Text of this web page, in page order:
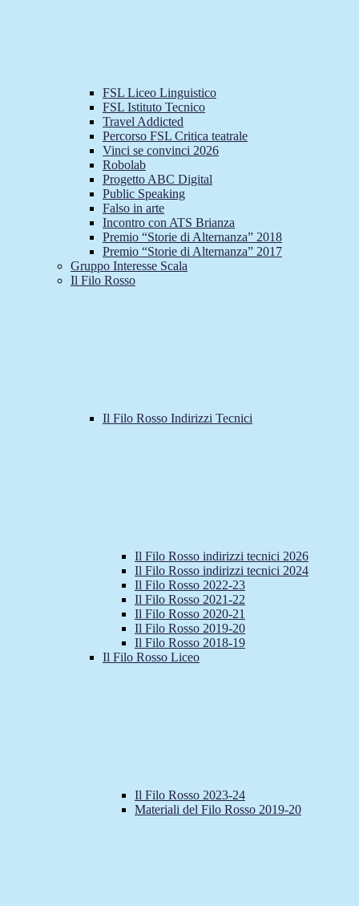
FSL Liceo Linguistico
FSL Istituto Tecnico
Travel Addicted
Percorso FSL Critica teatrale
Vinci se convinci 2026
Robolab
Progetto ABC Digital
Public Speaking
Falso in arte
Incontro con ATS Brianza
Premio “Storie di Alternanza” 2018
Premio “Storie di Alternanza” 2017
Gruppo Interesse Scala
Il Filo Rosso
Il Filo Rosso Indirizzi Tecnici
Il Filo Rosso indirizzi tecnici 2026
Il Filo Rosso indirizzi tecnici 2024
Il Filo Rosso 2022-23
Il Filo Rosso 2021-22
Il Filo Rosso 2020-21
Il Filo Rosso 2019-20
Il Filo Rosso 2018-19
Il Filo Rosso Liceo
Il Filo Rosso 2023-24
Materiali del Filo Rosso 2019-20